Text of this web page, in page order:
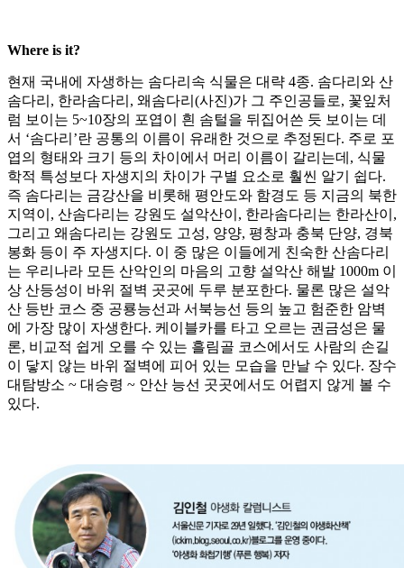
Where is it?
현재 국내에 자생하는 솜다리속 식물은 대략 4종. 솜다리와 산
솜다리, 한라솜다리, 왜솜다리(사진)가 그 주인공들로, 꽃잎처
럼 보이는 5~10장의 포엽이 흰 솜털을 뒤집어쓴 듯 보이는 데
서 ‘솜다리’란 공통의 이름이 유래한 것으로 추정된다. 주로 포
엽의 형태와 크기 등의 차이에서 머리 이름이 갈리는데, 식물
학적 특성보다 자생지의 차이가 구별 요소로 훨씬 알기 쉽다.
즉 솜다리는 금강산을 비롯해 평안도와 함경도 등 지금의 북한
지역이, 산솜다리는 강원도 설악산이, 한라솜다리는 한라산이,
그리고 왜솜다리는 강원도 고성, 양양, 평창과 충북 단양, 경북
봉화 등이 주 자생지다. 이 중 많은 이들에게 친숙한 산솜다리
는 우리나라 모든 산악인의 마음의 고향 설악산 해발 1000m 이
상 산등성이 바위 절벽 곳곳에 두루 분포한다. 물론 많은 설악
산 등반 코스 중 공룡능선과 서북능선 등의 높고 험준한 암벽
에 가장 많이 자생한다. 케이블카를 타고 오르는 권금성은 물
론, 비교적 쉽게 오를 수 있는 흘림골 코스에서도 사람의 손길
이 닿지 않는 바위 절벽에 피어 있는 모습을 만날 수 있다. 장수
대탐방소 ~ 대승령 ~ 안산 능선 곳곳에서도 어렵지 않게 볼 수
있다.